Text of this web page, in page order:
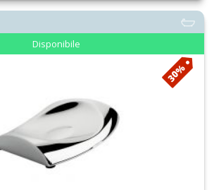
Disponibile
30%